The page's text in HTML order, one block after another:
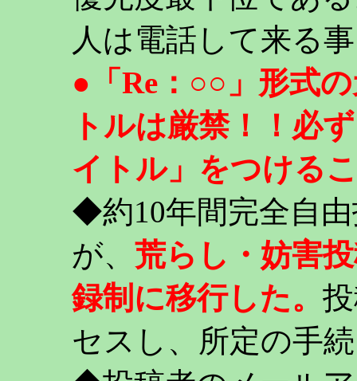
人は電話して来る
●「Re：○○」形式
トルは厳禁！！必
イトル」をつける
◆約10年間完全自
が、 荒らし・妨害
録制に移行した。
セスし、所定の手